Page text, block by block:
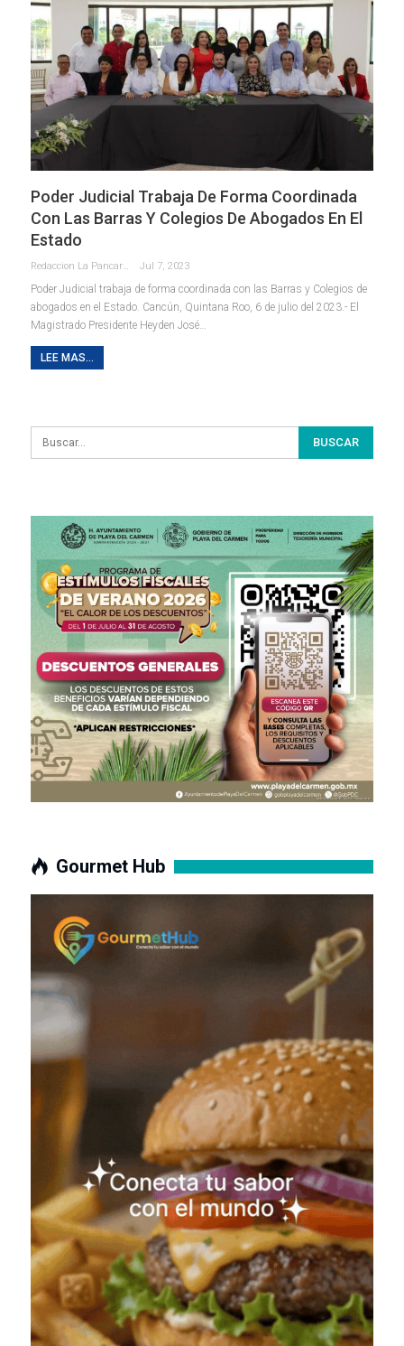
Poder Judicial Trabaja De Forma Coordinada
Con Las Barras Y Colegios De Abogados En El
Estado
Redaccion La Pancarta De Quintana Roo Jul 7, 2023
Poder Judicial trabaja de forma coordinada con las Barras y Colegios de
abogados en el Estado. Cancún, Quintana Roo, 6 de julio del 2023.- El
Magistrado Presidente Heyden José…
LEE MAS...
Gourmet Hub